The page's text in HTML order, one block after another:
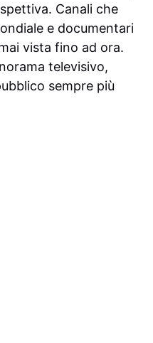
Canali che
e documentari
vista fino ad ora.
televisivo,
sempre più